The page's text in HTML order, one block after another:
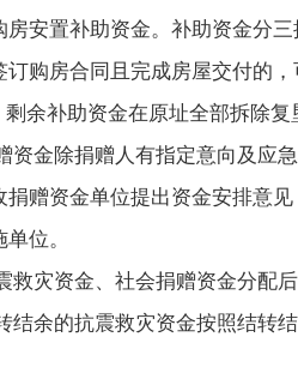
房安置补助资金。补助资金分
订购房合同且完成房屋交付的
剩余补助资金在原址全部拆除
资金除捐赠人有指定意向及应
捐赠资金单位提出资金安排意
位。
救灾资金、社会捐赠资金分配
结余的抗震救灾资金按照结转